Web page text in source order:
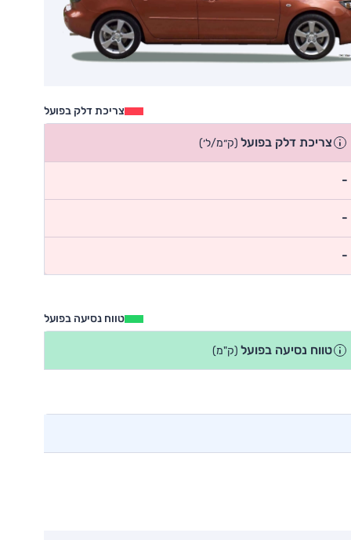
צריכת דלק בפועל
צריכת דלק בפועל (ק״מ/ל׳)
-
-
-
טווח נסיעה בפועל
טווח נסיעה בפועל (ק"מ)